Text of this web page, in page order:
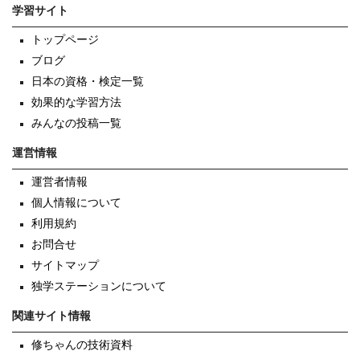
学習サイト
トップページ
ブログ
日本の資格・検定一覧
効果的な学習方法
みんなの投稿一覧
運営情報
運営者情報
個人情報について
利用規約
お問合せ
サイトマップ
独学ステーションについて
関連サイト情報
修ちゃんの技術資料